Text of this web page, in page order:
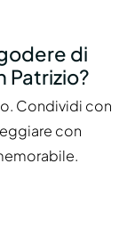
di
Patrizio?
Condividi con
con